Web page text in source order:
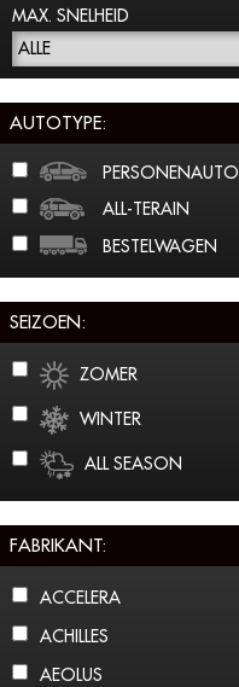
MAX. SNELHEID
ALLE
AUTOTYPE:
PERSONENAUTO
ALL-TERAIN
BESTELWAGEN
SEIZOEN:
ZOMER
WINTER
ALL SEASON
FABRIKANT:
ACCELERA
ACHILLES
AEOLUS